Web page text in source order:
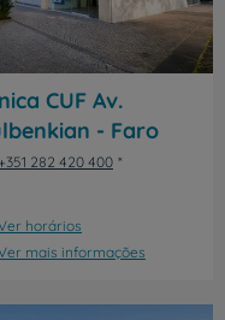
CUF Av.
- Faro
+351 282 420 400
horários
mais informações